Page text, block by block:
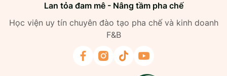
Lan tỏa đam mê - Nâng tầm pha chế
Học viện uy tín chuyên đào tạo pha chế và kinh doanh
F&B